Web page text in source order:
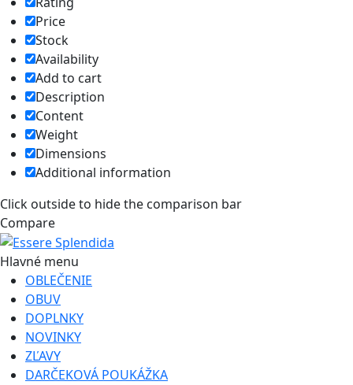
Price
Stock
Availability
Add to cart
Description
Content
Weight
Dimensions
Additional information
Click outside to hide the comparison bar
Compare
Hlavné menu
OBLEČENIE
OBUV
DOPLNKY
NOVINKY
ZĽAVY
DARČEKOVÁ POUKÁŽKA